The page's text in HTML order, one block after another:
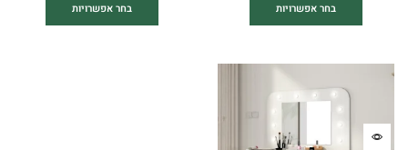
בחר אפשרויות בחר אפשרויות